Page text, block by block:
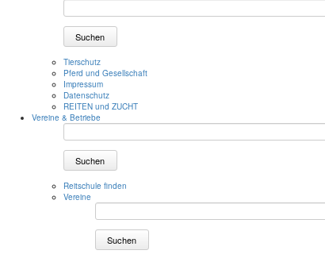
Suchen
Tierschutz
Pferd und Gesellschaft
Impressum
Datenschutz
REITEN und ZUCHT
Vereine & Betriebe
Suchen
Reitschule finden
Vereine
Suchen